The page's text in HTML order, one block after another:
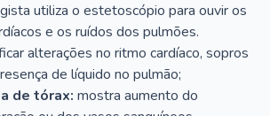
utiliza o estetoscópio para ouvir os
e os ruídos dos pulmões.
alterações no ritmo cardíaco, sopros
de líquido no pulmão;
de tórax: mostra aumento do